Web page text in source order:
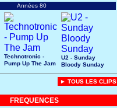
Années 80
Technotronic -
Pump Up The Jam
U2 - Sunday
Bloody Sunday
► TOUS LES CLIPS
FREQUENCES